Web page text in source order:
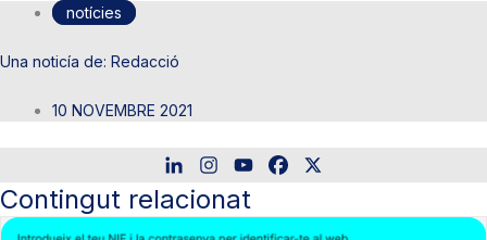
notícies
Redacció
10 NOVEMBRE 2021
Contingut relacionat